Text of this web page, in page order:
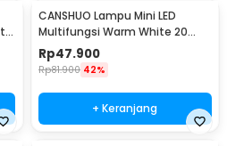
CANSHUO Lampu Mini LED
Multifungsi Warm White 20
Lumens 1W 3 PCS - YJ-904
Rp47.900
Rp81.900 42%
+ Keranjang